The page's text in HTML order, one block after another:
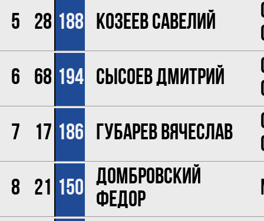
5 28 188 Козеев Савелий
6
68 194 Сысоев Дмитрий
7
17 186 Губарев Вячеслав
8
21 150 Домбровский
Федор